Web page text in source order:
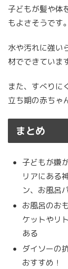
子どもが髪や体
もよさそうです。
水や汚れに強い
材でできていま
また、すべりに
立ち期の赤ちゃ
まとめ
子どもが嫌
リアにある
ン、 お風呂
お風呂のお
ケットやリ
ある
ダイソーの
おすすめ！